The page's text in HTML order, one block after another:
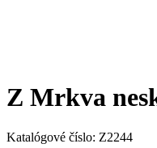
Z Mrkva
Katalógové číslo: Z2244